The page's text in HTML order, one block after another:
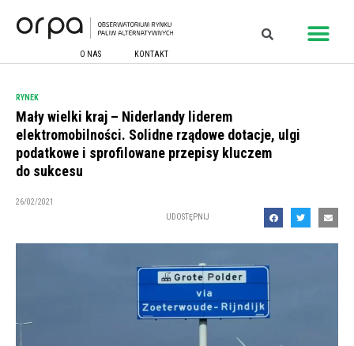
O NAS KONTAKT
RYNEK
Mały wielki kraj – Niderlandy liderem
elektromobilności. Solidne rządowe dotacje, ulgi
podatkowe i sprofilowane przepisy kluczem
do sukcesu
26/02/2021
UDOSTĘPNIJ